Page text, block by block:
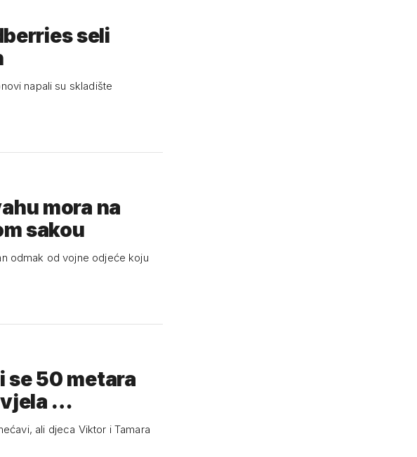
seli
napali su skladište
mora na
sakou
odmak od vojne odjeće koju
se 50 metara
…
ali djeca Viktor i Tamara